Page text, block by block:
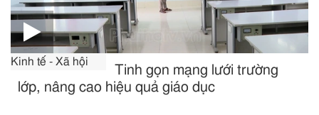
Kinh tế - Xã hội
Tinh gọn mạng lưới trường
lớp, nâng cao hiệu quả giáo dục